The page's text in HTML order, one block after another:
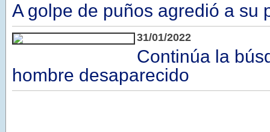
A golpe de puños agredió a su
31/01/2022
Continúa la
hombre desaparecido